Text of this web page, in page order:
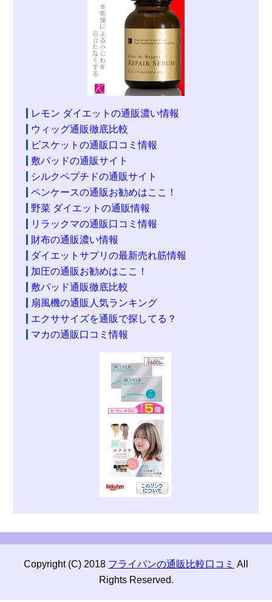
レモン ダイエットの通販濃い情報
ウィッグ通販徹底比較
ビスケットの通販口コミ情報
敷パッドの通販サイト
シルクペプチドの通販サイト
ペンケースの通販お勧めはここ！
野菜 ダイエットの通販情報
リラックマの通販口コミ情報
財布の通販濃い情報
ダイエットサプリの最新売れ筋情報
加圧の通販お勧めはここ！
敷パッド通販徹底比較
扇風機の通販人気ランキング
エクササイズを通販で探してる？
マカの通販口コミ情報
Copyright (C) 2018 フライパンの通販比較口コミ All
Rights Reserved.